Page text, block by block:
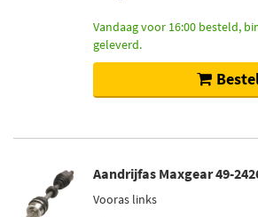
Vandaag voor 16:00 besteld,
geleverd.
Aandrijfas Maxgear 49-
Vooras links